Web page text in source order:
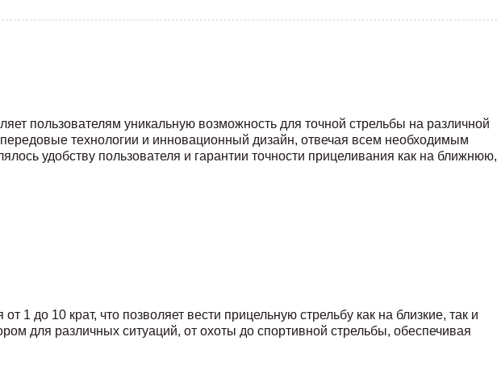
пользователям уникальную возможность для точной стрельбы на различной
технологии и инновационный дизайн, отвечая всем необходимым
удобству пользователя и гарантии точности прицеливания как на ближнюю,
1 до 10 крат, что позволяет вести прицельную стрельбу как на близкие, так и
для различных ситуаций, от охоты до спортивной стрельбы, обеспечивая